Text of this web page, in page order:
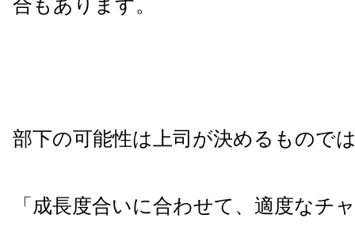
合もあります。
部下の可能性は上司が決めるもので
「成長度合いに合わせて、適度なチ